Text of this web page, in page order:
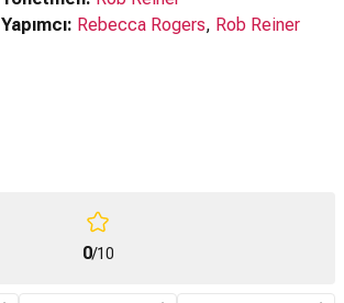
Yapımcı: Rebecca Rogers, Rob Reiner
0/10